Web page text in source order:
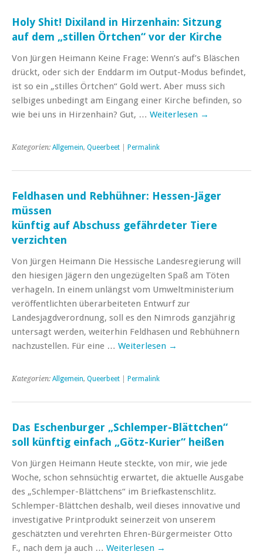
Holy Shit! Dixiland in Hirzenhain: Sitzung
auf dem „stillen Örtchen“ vor der Kirche
Von Jürgen Heimann Keine Frage: Wenn’s auf’s Bläschen
drückt, oder sich der Enddarm im Output-Modus befindet,
ist so ein „stilles Örtchen“ Gold wert. Aber muss sich
selbiges unbedingt am Eingang einer Kirche befinden, so
wie bei uns in Hirzenhain? Gut, … Weiterlesen →
Kategorien: Allgemein, Queerbeet Permalink
Feldhasen und Rebhühner: Hessen-Jäger
müssen
künftig auf Abschuss gefährdeter Tiere
verzichten
Von Jürgen Heimann Die Hessische Landesregierung will
den hiesigen Jägern den ungezügelten Spaß am Töten
verhageln. In einem unlängst vom Umweltministerium
veröffentlichten überarbeiteten Entwurf zur
Landesjagdverordnung, soll es den Nimrods ganzjährig
untersagt werden, weiterhin Feldhasen und Rebhühnern
nachzustellen. Für eine … Weiterlesen →
Kategorien: Allgemein, Queerbeet Permalink
Das Eschenburger „Schlemper-Blättchen“
soll künftig einfach „Götz-Kurier“ heißen
Von Jürgen Heimann Heute steckte, von mir, wie jede
Woche, schon sehnsüchtig erwartet, die aktuelle Ausgabe
des „Schlemper-Blättchens“ im Briefkastenschlitz.
Schlemper-Blättchen deshalb, weil dieses innovative und
investigative Printprodukt seinerzeit von unserem
geschätzten und verehrten Ehren-Bürgermeister Otto
F., nach dem ja auch … Weiterlesen →